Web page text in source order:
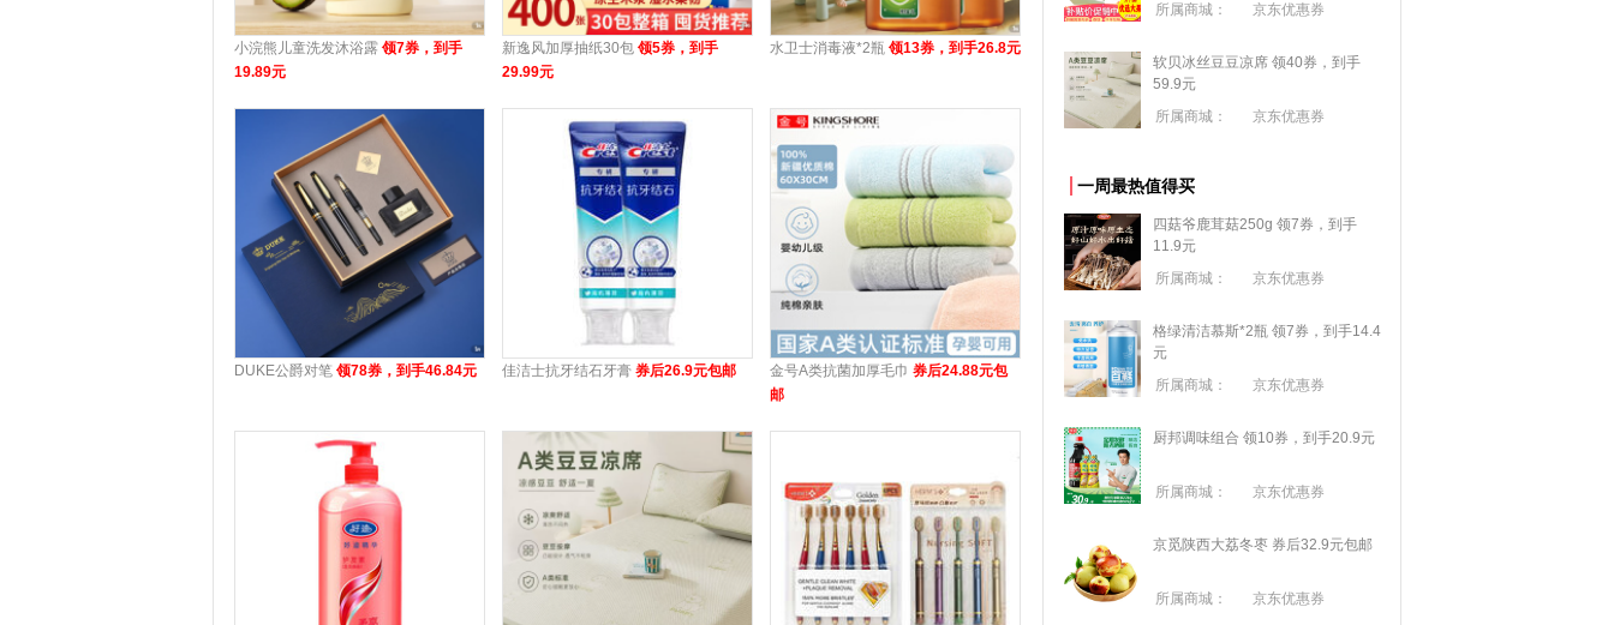
小浣熊儿童洗发沐浴露 领7券，到手
19.89元
新逸风加厚抽纸30包 领5券，到手
29.99元
水卫士消毒液*2瓶 领13券，到手26.8元
DUKE公爵对笔 领78券，到手46.84元 佳洁士抗牙结石牙膏 券后26.9元包邮 金号A类抗菌加厚毛巾 券后24.88元包
邮
所属商城：
京东优惠券
软贝冰丝豆豆凉席 领40券，到手
59.9元
所属商城：
京东优惠券
一周最热值得买
四菇爷鹿茸菇250g 领7券，到手
11.9元
所属商城：
京东优惠券
格绿清洁慕斯*2瓶 领7券，到手14.4
元
所属商城：
京东优惠券
厨邦调味组合 领10券，到手20.9元
所属商城： 京东优惠券
京觅陕西大荔冬枣 券后32.9元包邮
所属商城： 京东优惠券